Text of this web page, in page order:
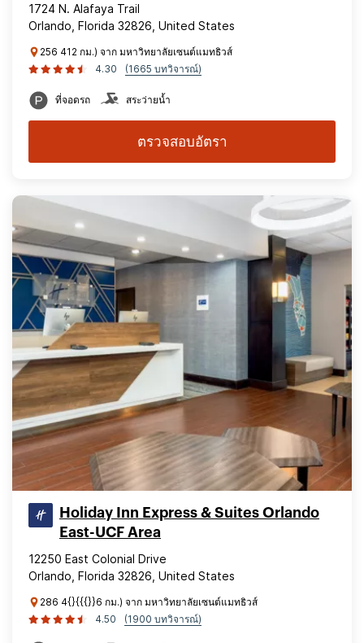
1724 N. Alafaya Trail
Orlando, Florida 32826, United States
256 412 กม.) จาก มหาวิทยาลัยเซนต์แมทธิวส์
4.30
(1665 บทวิจารณ์)
ที่จอดรถ สระว่ายน้ำ
ตรวจสอบอัตรา
Holiday Inn Express & Suites Orlando
East-UCF Area
12250 East Colonial Drive
Orlando, Florida 32826, United States
286 4{}{{{}}6 กม.) จาก มหาวิทยาลัยเซนต์แมทธิวส์
4.50
(1900 บทวิจารณ์)